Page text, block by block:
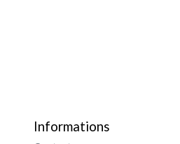
Informations